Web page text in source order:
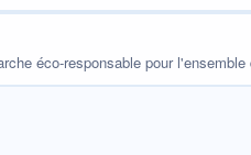
éco-responsable pour